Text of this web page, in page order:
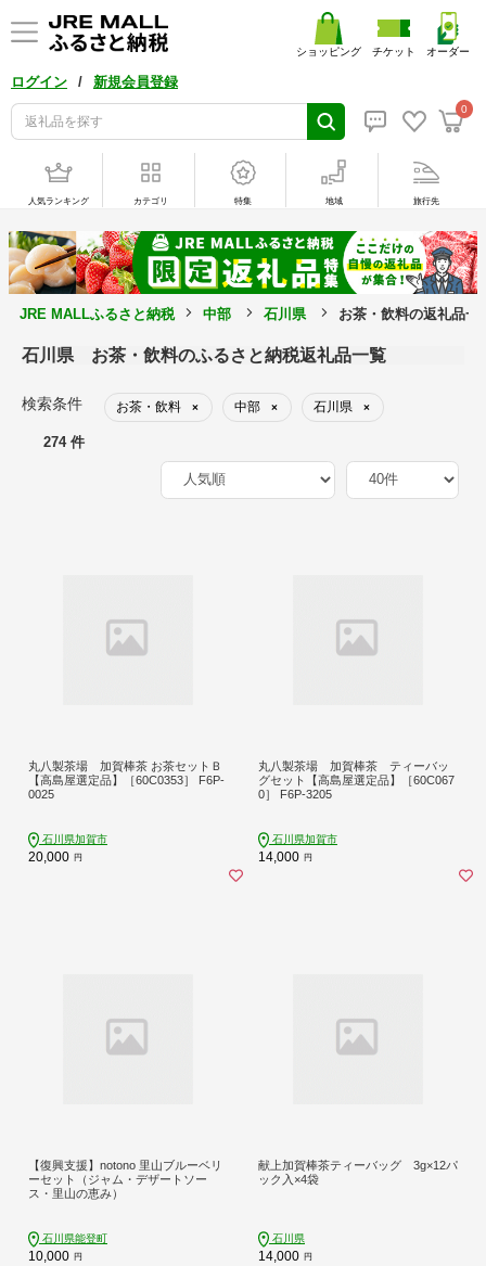
ログイン / 新規会員登録
0
ショッピング チケット オーダー
人気ランキング カテゴリ 特集 地域 旅行先
JRE MALLふるさと納税 中部 石川県 お茶・飲料の返礼品一
石川県 お茶・飲料のふるさと納税返礼品一覧
検索条件 お茶・飲料 × 中部 × 石川県 ×
274 件
丸八製茶場 加賀棒茶 お茶セットＢ
【高島屋選定品】［60C0353］ F6P-
0025
石川県加賀市
20,000 円
丸八製茶場 加賀棒茶 ティーバッ
グセット【高島屋選定品】［60C067
0］ F6P-3205
石川県加賀市
14,000 円
【復興支援】notono 里山ブルーベリ
ーセット（ジャム・デザートソー
ス・里山の恵み）
石川県能登町
10,000 円
献上加賀棒茶ティーバッグ 3g×12パ
ック入×4袋
石川県
14,000 円